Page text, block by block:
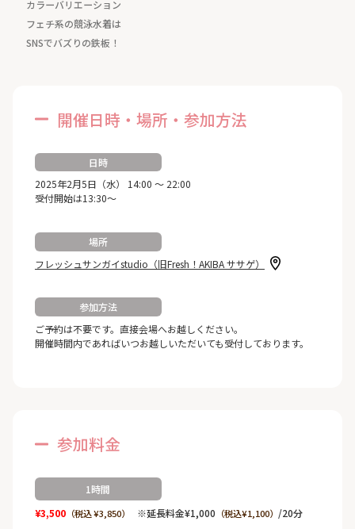
カラーバリエーション
フェチ系の競泳水着は
SNSでバズりの鉄板！
開催日時・場所・参加方法
日時
2025年2月5日（水） 14:00 ～ 22:00
受付開始は13:30～
場所
フレッシュサンガイstudio（旧Fresh！AKIBA ササゲ）
参加方法
ご予約は不要です。直接会場へお越しください。
開催時間内であればいつお越しいただいても受付しております。
参加料金
1時間
¥3,500（税込 ¥3,850） ※延長料金¥1,000 （税込¥1,100） /20分